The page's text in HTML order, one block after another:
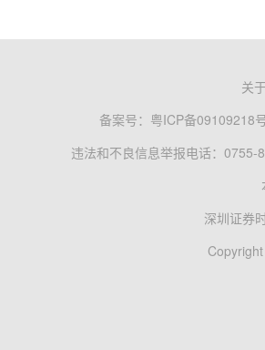
关
备案号： 粤ICP备09109218
违法和不良信息举报电话：0755-
深圳证券